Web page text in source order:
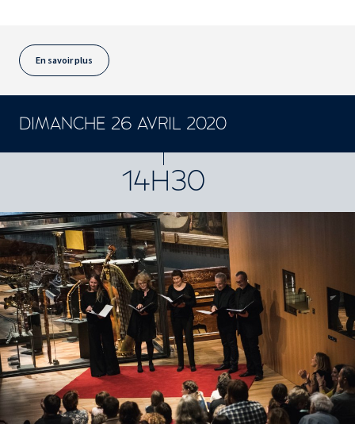
En savoir plus
DIMANCHE 26 AVRIL 2020
14H30